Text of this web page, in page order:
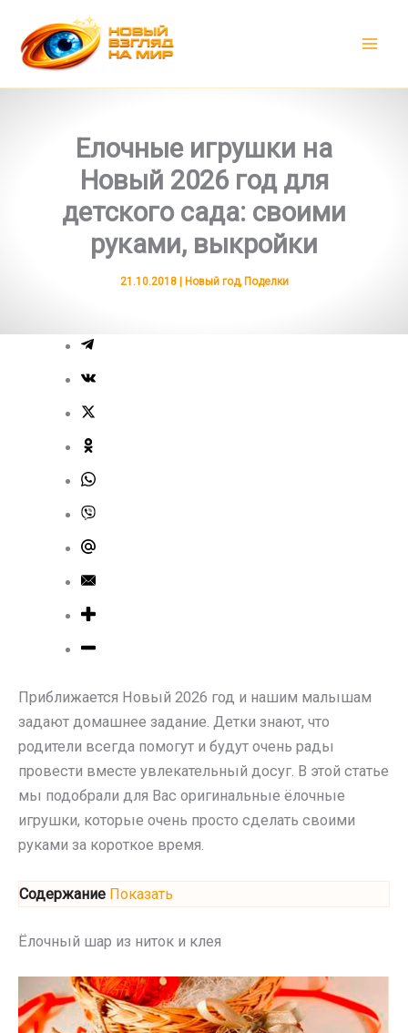
содержимому
Елочные игрушки на
Новый 2026 год для
детского сада: своими
руками, выкройки
21.10.2018 | Новый год, Поделки
Приближается Новый 2026 год и нашим малышам
задают домашнее задание. Детки знают, что
родители всегда помогут и будут очень рады
провести вместе увлекательный досуг. В этой статье
мы подобрали для Вас оригинальные ёлочные
игрушки, которые очень просто сделать своими
руками за короткое время.
Содержание Показать
Ёлочный шар из ниток и клея